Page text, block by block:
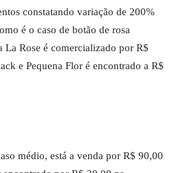
constatando variação de 200%
é o caso de botão de rosa
Rose é comercializado por R$
e Pequena Flor é encontrado a R$
médio, está a venda por R$ 90,00